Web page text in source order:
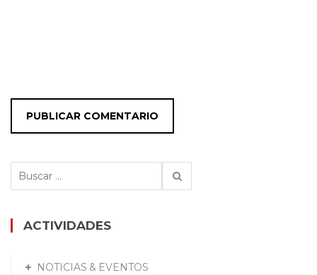
Buscar:
ACTIVIDADES
NOTICIAS & EVENTOS